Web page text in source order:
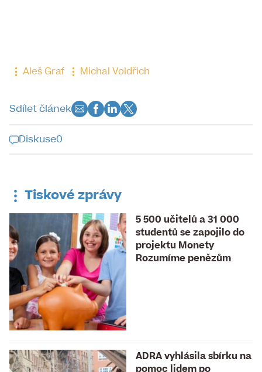
Aleš Graf Michal Voldřich
Sdílet článek
Diskuse0
uzavřena
Tiskové zprávy
5 500 učitelů a 31 000
studentů se zapojilo do
projektu Monety
Rozumíme penězům
ADRA vyhlásila sbírku na
pomoc lidem po